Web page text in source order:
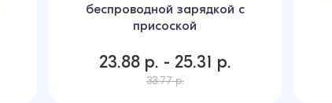
беспроводной зарядкой с
присоской
23.88 р. - 25.31 р.
33.77 р.